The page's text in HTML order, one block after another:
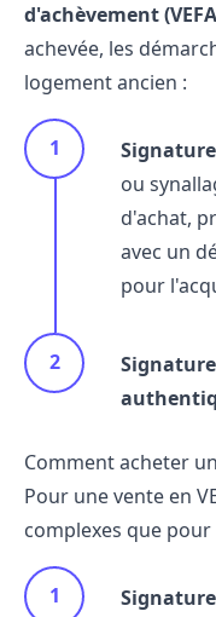
d'achèvement
achevée, les
logement ancien :
ou
d'achat,
avec un
pour
Comment acheter
Pour une vente en
complexes que